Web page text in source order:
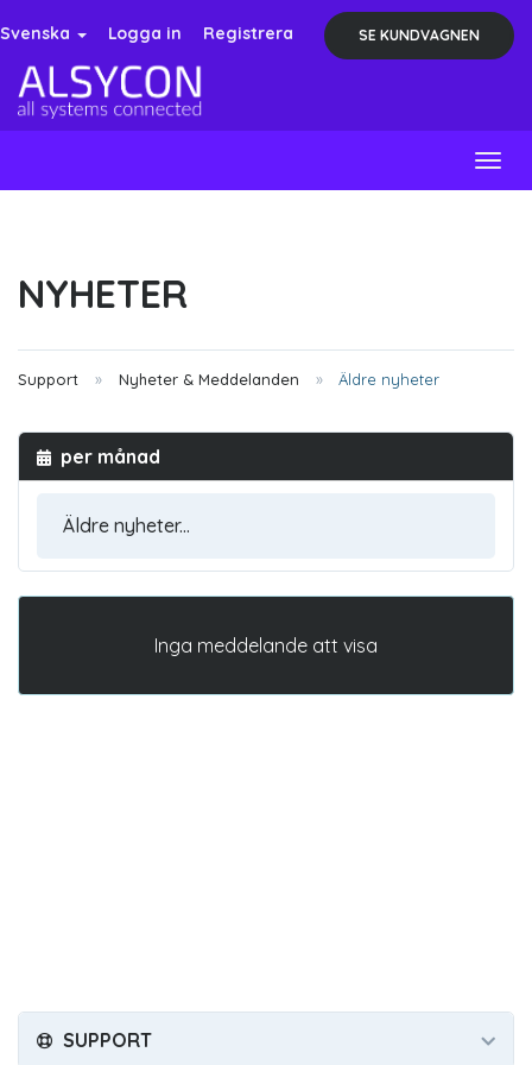
Svenska Logga in Registrera SE KUNDVAGNEN
NYHETER
Support Nyheter & Meddelanden Äldre nyheter
per månad
Inga meddelande att visa
SUPPORT